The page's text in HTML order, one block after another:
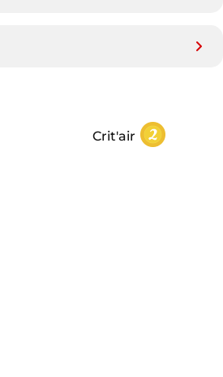
Crit'air